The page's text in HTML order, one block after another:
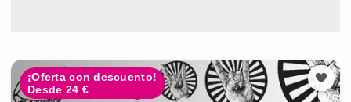
¡Oferta con descuento!
Desde 24 €